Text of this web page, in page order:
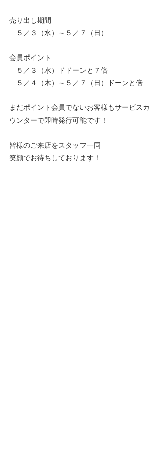
売り出し期間
５／３（水）～５／７（日）
会員ポイント
５／３（水）ドドーンと７倍
５／４（木）～５／７（日）ドーンと倍
まだポイント会員でないお客様もサービスカ
ウンターで即時発行可能です！
皆様のご来店をスタッフ一同
笑顔でお待ちしております！